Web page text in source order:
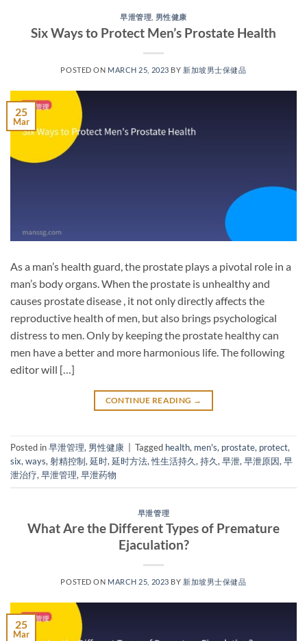
早泄管理 男性健康
Six Ways to Protect Men’s Prostate Health
POSTED ON MARCH 25, 2023 BY 新加坡男士保健品
25
Mar
As a man’s health guard, the prostate plays a pivotal role in a
man’s body organs. When the prostate is unhealthy and
causes prostate disease , it not only directly affects the
reproductive health of men, but also brings psychological
distress to men. Only by keeping the prostate healthy can
men have a better and more harmonious life. The following
editor will […]
CONTINUE READING →
Posted in早泄管理, 男性健康 Tagged health, men's, prostate, protect,
six, ways, 射精控制, 延时, 延时方法,性生活持久, 持久, 早泄, 早泄原因, 早
泄治疗, 早泄管理, 早泄药物
早泄管理
What Are the Different Types of Premature
Ejaculation?
POSTED ON MARCH 25, 2023 BY 新加坡男士保健品
25
Mar